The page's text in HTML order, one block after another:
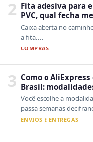
2 Fita adesiva para
PVC, qual fecha
Caixa aberta no
a fita....
COMPRAS
3 Como o
Brasil:
a Cainiao tem a
Você escolhe a
passa semanas
ENVIOS E ENTREGAS